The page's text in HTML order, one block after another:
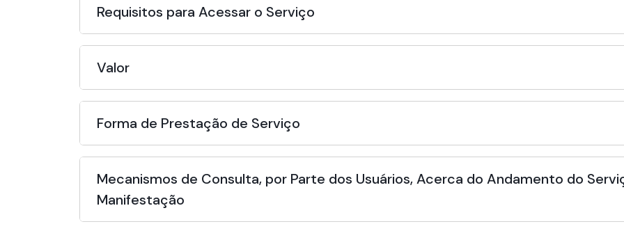
Requisitos para Acessar o Serviço
Valor
Forma de Prestação de Serviço
Mecanismos de Consulta, por Parte dos Usuários, Acerca do Andamento do
Manifestação